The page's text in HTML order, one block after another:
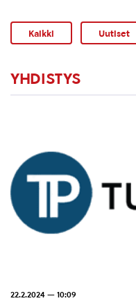
Kaikki Uutiset
YHDISTYS
22.2.2024 — 10:09